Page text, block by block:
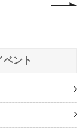
ベント